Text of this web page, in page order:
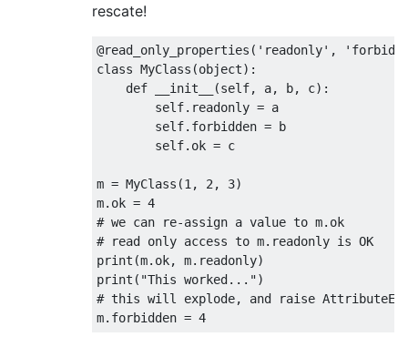
rescate!
@read_only_properties ( 'readonly' ,
class MyClass (object):
def __init__ (self, a, b, c):
        self
. readonly = a
        self
. forbidden = b
        self
. ok = c
m = MyClass (1 , 2 , 3)
m. ok = 4
# we can re-assign a value to m.ok
# read only access to m.readonly is OK
print (m. ok, m. readonly)
print ( "This worked...")
# this will explode, and raise
m. forbidden = 4